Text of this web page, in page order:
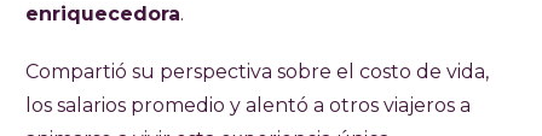
enriquecedora.
Compartió su perspectiva sobre el costo de vida,
los salarios promedio y alentó a otros viajeros a